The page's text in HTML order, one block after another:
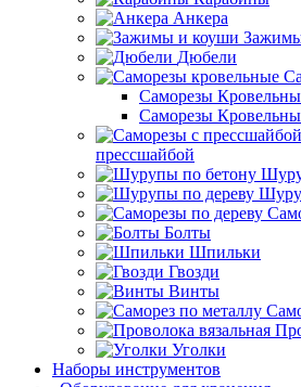
Анкера
Дюбели
Саморезы
Саморезы
прессшайбой
Болты
Шпильки
Гвозди
Винты
Уголки
Наборы инструментов